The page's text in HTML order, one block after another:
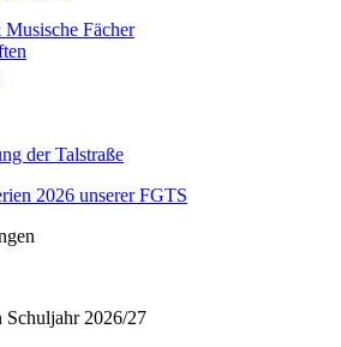
Fächer
der Talstraße
2026 unserer FGTS
Schuljahr 2026/27